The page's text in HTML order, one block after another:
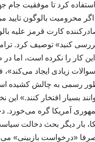
کرد تا موفقیت جام
اگر محرومیت بالوگون
کارت قرمز علیه
کنید» توصیف کرد. ترامپ
را نکرده است، اما در
زیادی ایجاد می‌کند»،
رسمی به چالش کشیده
بسیار افتخار کنند.»
آمریکا گره
بار دیگر بحث دخالت
«درخواست بازبینی»